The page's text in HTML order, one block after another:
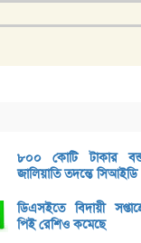
৮০০ কোটি টাকার
জালিয়াতি তদন্তে সিআইডি
ডিএসইতে বিদায়ী
পিই রেশিও কমেছে